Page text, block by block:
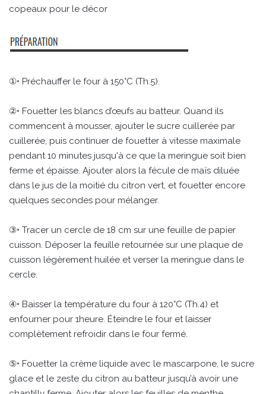
copeaux pour le décor
①• Préchauffer le four à 150°C (Th.5).
②• Fouetter les blancs d’œufs au batteur. Quand ils
commencent à mousser, ajouter le sucre cuillerée par
cuillerée, puis continuer de fouetter à vitesse maximale
pendant 10 minutes jusqu'à ce que la meringue soit bien
ferme et épaisse. Ajouter alors la fécule de maïs diluée
dans le jus de la moitié du citron vert, et fouetter encore
quelques secondes pour mélanger.
③• Tracer un cercle de 18 cm sur une feuille de papier
cuisson. Déposer la feuille retournée sur une plaque de
cuisson légèrement huilée et verser la meringue dans le
cercle.
④• Baisser la température du four à 120°C (Th.4) et
enfourner pour 1heure. Éteindre le four et laisser
complètement refroidir dans le four fermé.
⑤• Fouetter la crème liquide avec le mascarpone, le sucre
glace et le zeste du citron au batteur jusqu’à avoir une